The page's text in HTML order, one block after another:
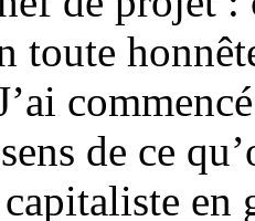
toute
de ce
en